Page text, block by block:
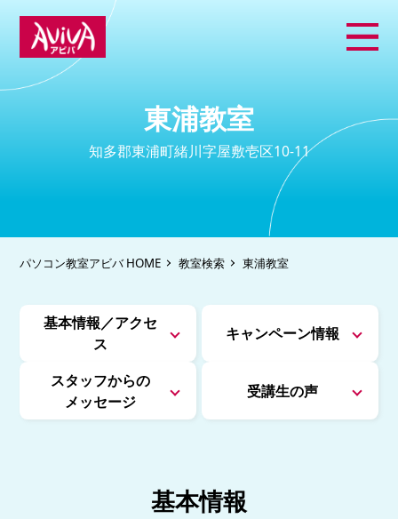
東浦教室
知多郡東浦町緒川字屋敷壱区10-11
パソコン教室アビバ HOME 教室検索 東浦教室
基本情報／アクセ
ス
キャンペーン情報
スタッフからの
メッセージ
受講生の声
基本情報